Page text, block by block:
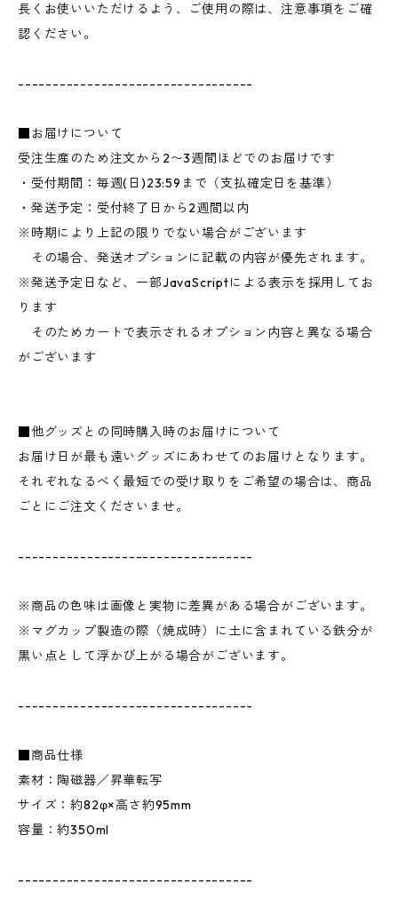
長くお使いいただけるよう、ご使用の際は、注意事項をご確
認ください。
----------------------------------
■お届けについて
受注生産のため注文から2〜3週間ほどでのお届けです
・受付期間：毎週(日)23:59まで（支払確定日を基準）
・発送予定：受付終了日から2週間以内
※時期により上記の限りでない場合がございます
その場合、発送オプションに記載の内容が優先されます。
※発送予定日など、一部JavaScriptによる表示を採用してお
ります
そのためカートで表示されるオプション内容と異なる場合
がございます
■他グッズとの同時購入時のお届けについて
お届け日が最も遠いグッズにあわせてのお届けとなります。
それぞれなるべく最短での受け取りをご希望の場合は、商品
ごとにご注文くださいませ。
----------------------------------
※商品の色味は画像と実物に差異がある場合がございます。
※マグカップ製造の際（焼成時）に土に含まれている鉄分が
黒い点として浮かび上がる場合がございます。
----------------------------------
■商品仕様
素材：陶磁器／昇華転写
サイズ：約82φ×高さ約95mm
容量：約350ml
----------------------------------